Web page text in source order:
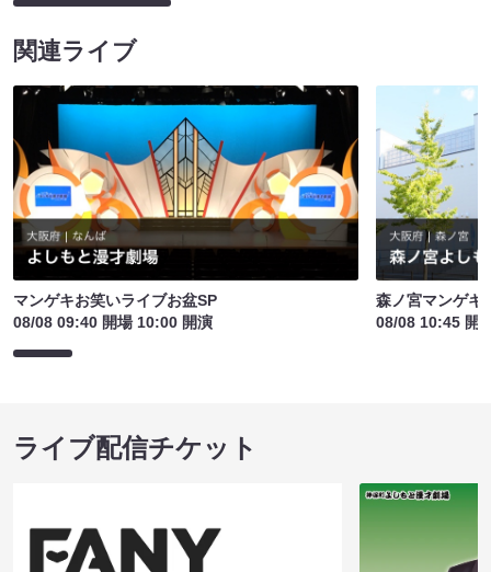
関連ライブ
マンゲキお笑いライブお盆SP
08/08 09:40 開場 10:00 開演
森ノ宮マンゲキ
08/08 10:45 開
ライブ配信チケット